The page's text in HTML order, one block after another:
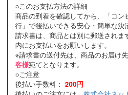
○このお支払方法の詳細
商品の到着を確認してから、「コン
行」で後払いできる安心・簡単な決
請求書は、商品とは別に郵送されま
内にお支払いをお願いします。
※請求書の送付先は、商品のお届け
客様宛てとなります。
○ご注意
後払い手数料： 200円